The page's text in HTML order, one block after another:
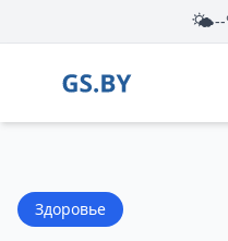
🌤️--
Здоровье